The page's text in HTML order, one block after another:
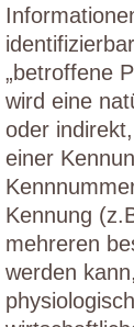
„betroffene
wird eine
oder
einer
Kennung
mehreren
werden